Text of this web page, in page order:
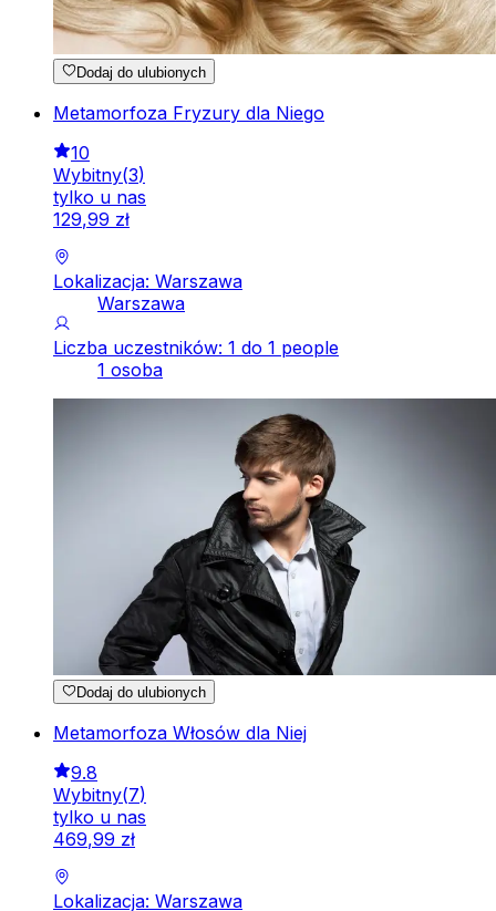
Dodaj do ulubionych
Metamorfoza Fryzury dla Niego
10
Wybitny(3)
tylko u nas
129,99 zł
Lokalizacja: Warszawa
Warszawa
Liczba uczestników: 1 do 1 people
1 osoba
Dodaj do ulubionych
Metamorfoza Włosów dla Niej
9.8
Wybitny(7)
tylko u nas
469,99 zł
Lokalizacja: Warszawa